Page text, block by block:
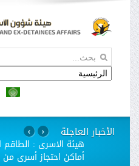
الأخبار العاجلة
هيئة الاسرى : الطاقم
أماكن احتجاز أسرى
› ‹